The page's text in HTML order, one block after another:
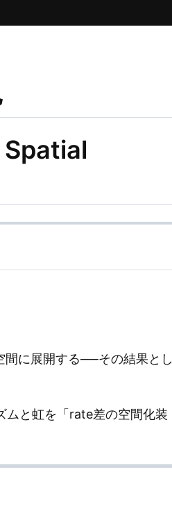
に展開する──その結果とし
ムと虹を「rate差の空間化装